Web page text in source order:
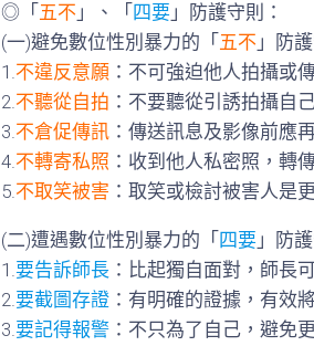
◎「 五不 」、「 四要 」防護守則：
(一)避免數位性別暴力的「 五不 」防
1.不違反意願 ：不可強迫他人拍攝或
2.不聽從自拍 ：不要聽從引誘拍攝自
3.不倉促傳訊 ：傳送訊息及影像前應
4.不轉寄私照 ：收到他人私密照，轉
5.不取笑被害 ：取笑或檢討被害人是
(二)遭遇數位性別暴力的「 四要 」防
1.要告訴師長 ：比起獨自面對，師長
2.要截圖存證 ：有明確的證據，有效
3.要記得報警 ：不只為了自己，避免